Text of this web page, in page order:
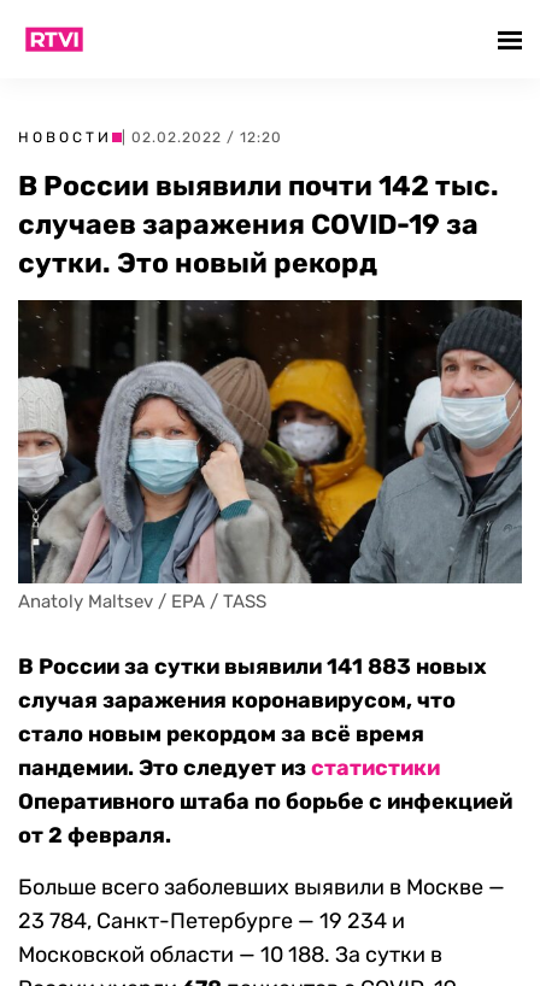
НОВОСТИ | 02.02.2022 / 12:20
В России выявили почти 142 тыс.
случаев заражения COVID-19 за
сутки. Это новый рекорд
Anatoly Maltsev / EPA / TASS
В России за сутки выявили 141 883 новых
случая заражения коронавирусом, что
стало новым рекордом за всё время
пандемии. Это следует изстатистики
Оперативного штаба по борьбе с инфекцией
от 2 февраля.
Больше всего заболевших выявили в Москве —
23 784, Санкт-Петербурге — 19 234 и
Московской области — 10 188. За сутки в